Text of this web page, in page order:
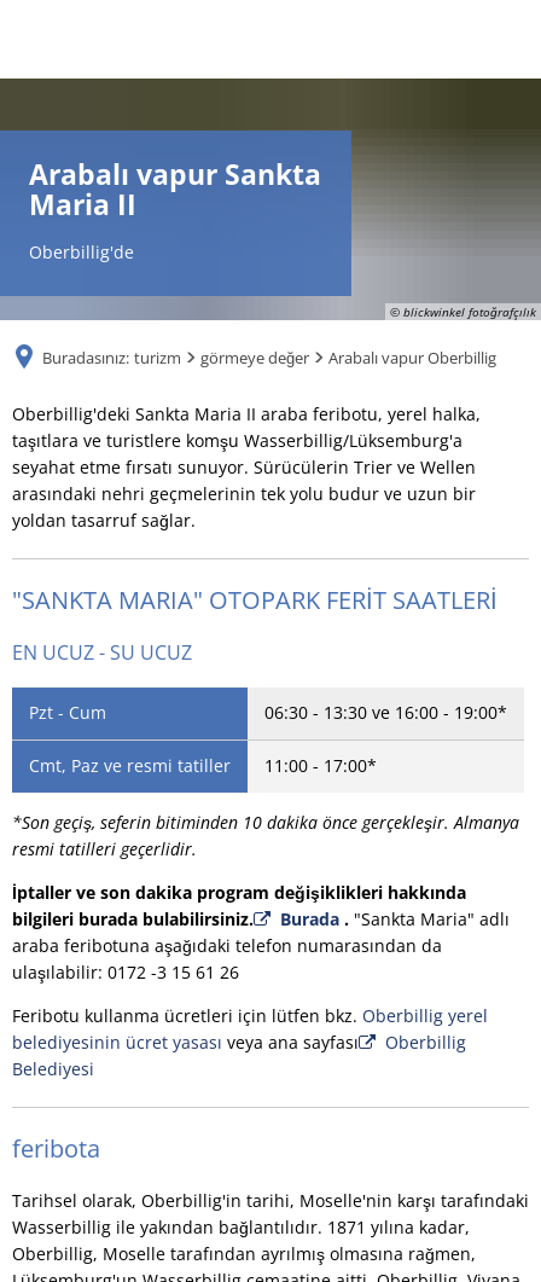
NL
TR
RU
© blickwinkel fotoğrafçılık
Arabalı vapur Sankta
Maria II
Oberbillig'de
Buradasınız: turizm görmeye değer Arabalı vapur Oberbillig
Arabalı
vapur
Oberbillig
Oberbillig'deki Sankta Maria II araba feribotu, yerel halka,
taşıtlara ve turistlere komşu Wasserbillig/Lüksemburg'a
seyahat etme fırsatı sunuyor. Sürücülerin Trier ve Wellen
arasındaki nehri geçmelerinin tek yolu budur ve uzun bir
yoldan tasarruf sağlar.
"SANKTA MARIA" OTOPARK FERİT SAATLERİ
EN UCUZ - SU UCUZ
Pzt - Cum 06:30 - 13:30 ve 16:00 - 19:00*
Cmt, Paz ve resmi tatiller 11:00 - 17:00*
*Son geçiş, seferin bitiminden 10 dakika önce gerçekleşir. Almanya
resmi tatilleri geçerlidir.
İptaller ve son dakika program değişiklikleri hakkında
bilgileri burada bulabilirsiniz.
Burada."Sankta Maria" adlı
araba feribotuna aşağıdaki telefon numarasından da
ulaşılabilir: 0172 -3 15 61 26
Feribotu kullanma ücretleri için lütfen bkz. Oberbillig yerel
belediyesinin ücret yasası veya ana sayfası
Oberbillig
Belediyesi
feribota
Tarihsel olarak, Oberbillig'in tarihi, Moselle'nin karşı tarafındaki
Wasserbillig ile yakından bağlantılıdır. 1871 yılına kadar,
Oberbillig, Moselle tarafından ayrılmış olmasına rağmen,